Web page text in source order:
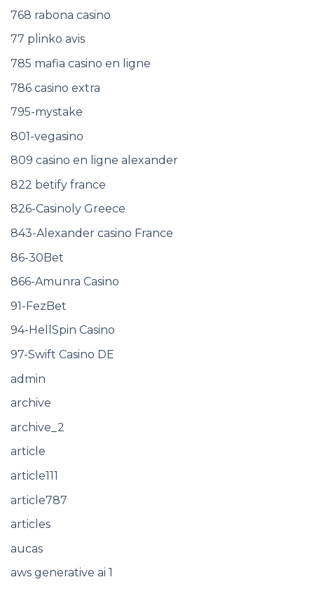
768 rabona casino
77 plinko avis
785 mafia casino en ligne
786 casino extra
795-mystake
801-vegasino
809 casino en ligne alexander
822 betify france
826-Casinoly Greece
843-Alexander casino France
86-30Bet
866-Amunra Casino
91-FezBet
94-HellSpin Casino
97-Swift Casino DE
admin
archive
archive_2
article
article111
article787
articles
aucas
aws generative ai 1